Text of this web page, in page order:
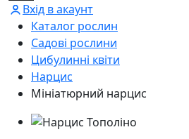
Вхід в акаунт
Каталог рослин
Садові рослини
Цибулинні квіти
Нарцис
Мініатюрний нарцис